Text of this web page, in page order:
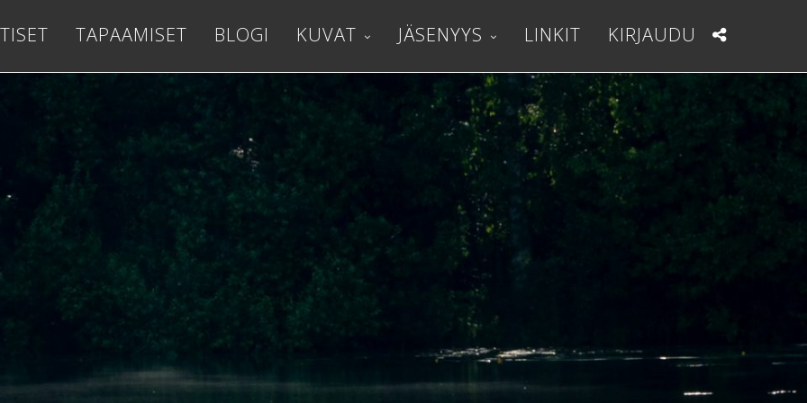
TAPAAMISET BLOGI KUVAT JÄSENYYS LINKIT KIRJAUDU